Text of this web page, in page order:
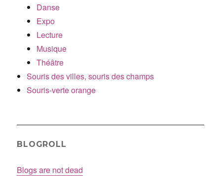
Danse
Expo
Lecture
Musique
Théâtre
Souris des villes, souris des champs
Souris-verte orange
BLOGROLL
Blogs are not dead